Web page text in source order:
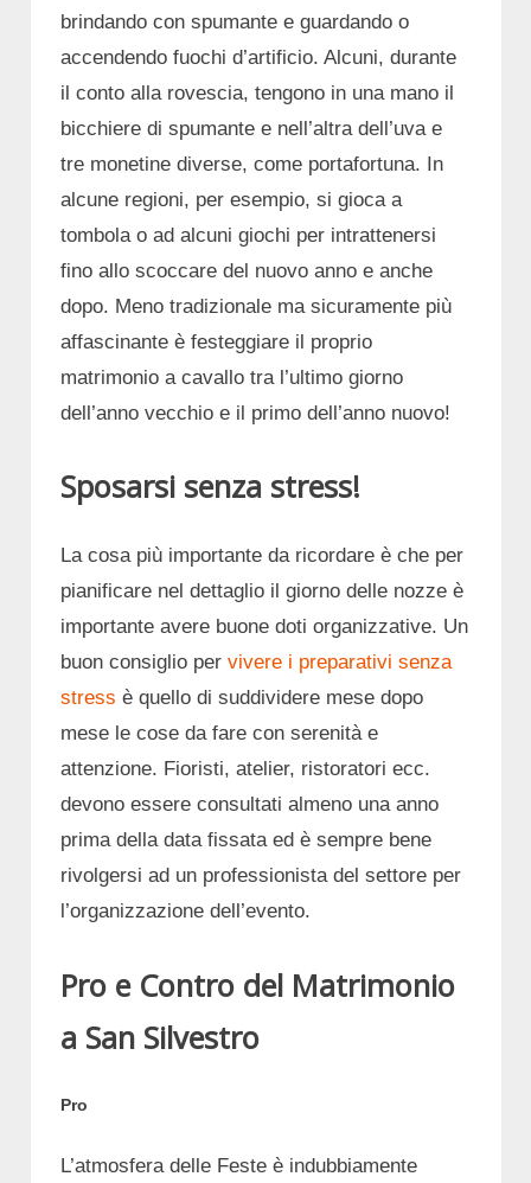
brindando con spumante e guardando o
accendendo fuochi d’artificio. Alcuni, durante
il conto alla rovescia, tengono in una mano il
bicchiere di spumante e nell’altra dell’uva e
tre monetine diverse, come portafortuna. In
alcune regioni, per esempio, si gioca a
tombola o ad alcuni giochi per intrattenersi
fino allo scoccare del nuovo anno e anche
dopo. Meno tradizionale ma sicuramente più
affascinante è festeggiare il proprio
matrimonio a cavallo tra l’ultimo giorno
dell’anno vecchio e il primo dell’anno nuovo!
Sposarsi senza stress!
La cosa più importante da ricordare è che per
pianificare nel dettaglio il giorno delle nozze è
importante avere buone doti organizzative. Un
buon consiglio per vivere i preparativi senza
stress è quello di suddividere mese dopo
mese le cose da fare con serenità e
attenzione. Fioristi, atelier, ristoratori ecc.
devono essere consultati almeno una anno
prima della data fissata ed è sempre bene
rivolgersi ad un professionista del settore per
l’organizzazione dell’evento.
Pro e Contro del Matrimonio
a San Silvestro
Pro
L’atmosfera delle Feste è indubbiamente